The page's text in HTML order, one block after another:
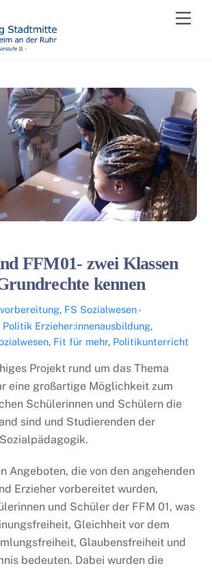
FFM01- zwei Klassen
kennen
, FS Sozialwesen -
Politik Erzieher:innenausbildung,
, Fit für mehr, Politikunterricht
Projekt rund um das Thema
eine großartige Möglichkeit zum
Schülerinnen und Schülern die
sind und Studierenden der
Angeboten, die von den angehenden
Erzieher vorbereitet wurden,
und Schüler der FFM 01, was
Gleichheit vor dem
Glaubensfreiheit und
bedeuten. Dabei wurden die